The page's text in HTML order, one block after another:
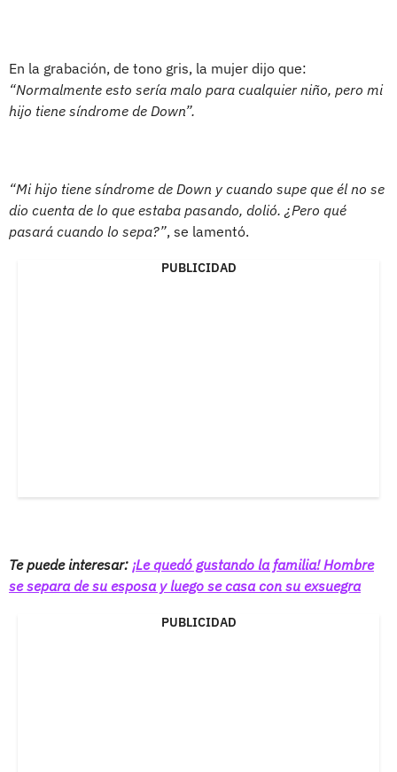
En la grabación, de tono gris, la mujer dijo que:
“Normalmente esto sería malo para cualquier niño, pero mi
hijo tiene síndrome de Down”.
“Mi hijo tiene síndrome de Down y cuando supe que él no se
dio cuenta de lo que estaba pasando, dolió. ¿Pero qué
pasará cuando lo sepa?”, se lamentó.
PUBLICIDAD
Te puede interesar: ¡Le quedó gustando la familia! Hombre
se separa de su esposa y luego se casa con su exsuegra
PUBLICIDAD